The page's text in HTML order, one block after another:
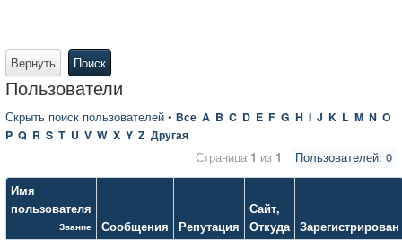
Вернуть Поиск
Пользователи
Скрыть поиск пользователей • Все A B C D E F G H I J K L M N O
P Q R S T U V W X Y Z Другая
Пользователей: 0
Страница 1 из 1
Имя
пользователя
Звание Сообщения Репутация
Сайт,
Откуда Зарегистрирован